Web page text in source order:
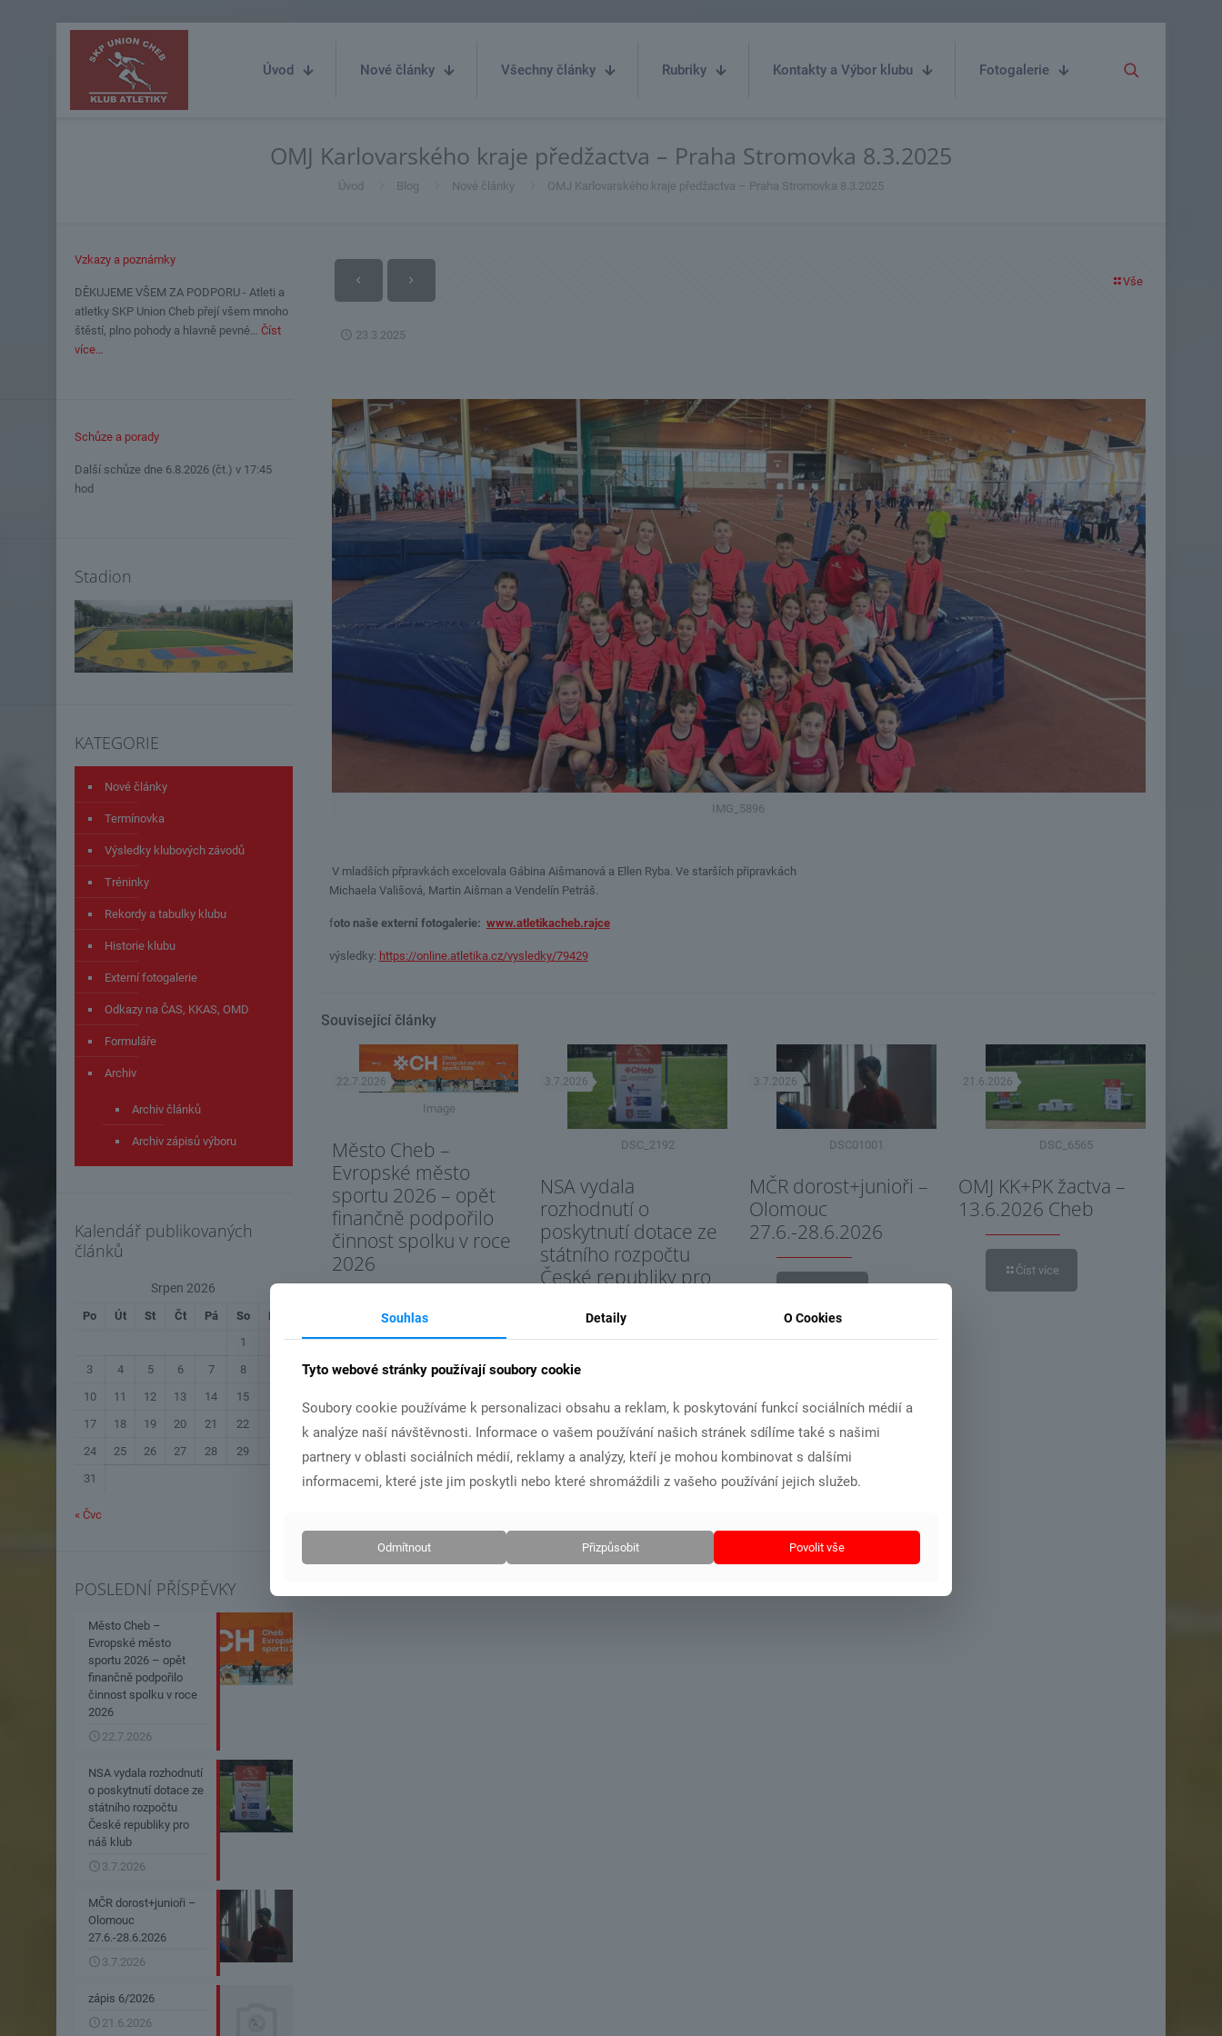
Úvod Nové články Všechny články Rubriky Kontakty a Výbor klubu Fotogalerie
OMJ Karlovarského kraje předžactva – Praha Stromovka 8.3.2025
Úvod Blog Nové články OMJ Karlovarského kraje předžactva – Praha Stromovka 8.3.2025
Vše
23.3.2025
IMG_5896
V mladších přpravkách excelovala Gábina Aišmanová a Ellen Ryba. Ve starších připravkách
Michaela Vališová, Martin Aišman a Vendelín Petráš.
foto naše externí fotogalerie: www.atletikacheb.rajce
výsledky: https://online.atletika.cz/vysledky/79429
Související články
Image
22.7.2026
Město Cheb –
Evropské město
sportu 2026 – opět
finančně podpořilo
činnost spolku v roce
2026
Číst více
DSC_2192
3.7.2026
NSA vydala
rozhodnutí o
poskytnutí dotace ze
státního rozpočtu
České republiky pro
DSC01001
3.7.2026
MČR dorost+junioři –
Olomouc
27.6.-28.6.2026
DSC_6565
21.6.2026
OMJ KK+PK žactva –
13.6.2026 Cheb
Číst více
Vzkazy a poznámky
DĚKUJEME VŠEM ZA PODPORU - Atleti a
atletky SKP Union Cheb přejí všem mnoho
štěstí, plno pohody a hlavně pevné… Číst
více…
Schůze a porady
Další schůze dne 6.8.2026 (čt.) v 17:45
hod
Stadion
KATEGORIE
Nové články
Termínovka
Výsledky klubových závodů
Tréninky
Rekordy a tabulky klubu
Historie klubu
Externí fotogalerie
Odkazy na ČAS, KKAS, OMD
Formuláře
Archiv
Archiv článků
Archiv zápisů výboru
Kalendář publikovaných
článků
Srpen 2026
Po Út St Čt Pá So
Ne
1
3
4 5 6 7 8
10
11 12 13 14 15
17
18 19 20 21 22
24
25 26 27 28 29
31
« Čvc
POSLEDNÍ PŘÍSPĚVKY
Město Cheb –
Evropské město
sportu 2026 – opět
finančně podpořilo
činnost spolku v roce
2026
22.7.2026
NSA vydala rozhodnutí
o poskytnutí dotace ze
státního rozpočtu
České republiky pro
náš klub
3.7.2026
MČR dorost+junioři –
Olomouc
27.6.-28.6.2026
3.7.2026
zápis 6/2026
21.6.2026
Souhlas Detaily O Cookies
Tyto webové stránky používají soubory cookie
Soubory cookie používáme k personalizaci obsahu a reklam, k poskytování funkcí sociálních médií a
k analýze naší návštěvnosti. Informace o vašem používání našich stránek sdílíme také s našimi
partnery v oblasti sociálních médií, reklamy a analýzy, kteří je mohou kombinovat s dalšími
informacemi, které jste jim poskytli nebo které shromáždili z vašeho používání jejich služeb.
Odmítnout Přizpůsobit Povolit vše